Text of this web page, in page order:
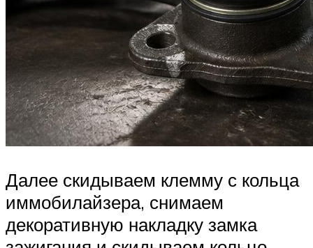
Далее скидываем клемму с кольца
иммобилайзера, снимаем
декоративную накладку замка